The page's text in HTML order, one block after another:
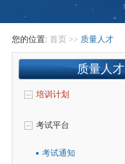
您的位置: 首页 >> 质量人才
质量人才
培训计划
考试平台
考试通知